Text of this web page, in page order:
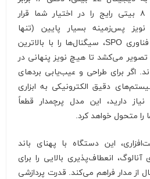
بیشتر از اسیلوسکوپ‌های ۸ بیتی رایج را در اختیار شما قرار
پس‌زمینه بسیار پایین (تنها
) و بهره‌گیری از فناوری SPO، سیگنال‌ها را با بالاترین
می‌کشد تا هیچ نویز پنهانی در
اگر برای طراحی و عیب‌یابی بردهای
دقیق الکترونیکی به ابزاری
دارید، این مدل پرچمدار قطعاً
را متحول خواهد کرد.
این دستگاه با پهنای باند
آنالوگ، انعطاف‌پذیری بالایی را برای
از مدار فراهم می‌کند. قدرت پردازشی